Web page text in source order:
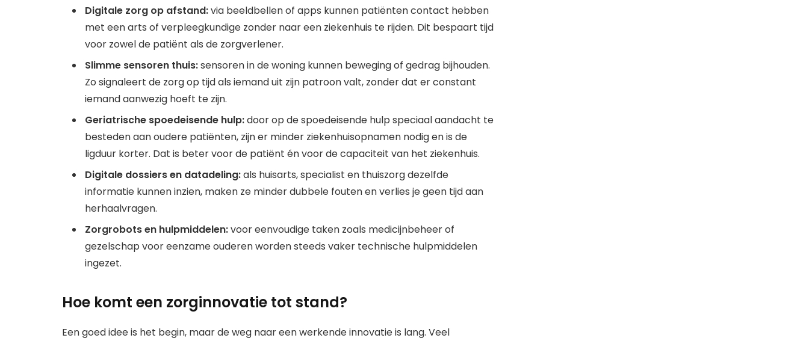
Digitale zorg op afstand:via beeldbellen of apps kunnen patiënten contact hebben
met een arts of verpleegkundige zonder naar een ziekenhuis te rijden. Dit bespaart tijd
voor zowel de patiënt als de zorgverlener.
Slimme sensoren thuis:sensoren in de woning kunnen beweging of gedrag bijhouden.
Zo signaleert de zorg op tijd als iemand uit zijn patroon valt, zonder dat er constant
iemand aanwezig hoeft te zijn.
Geriatrische spoedeisende hulp:door op de spoedeisende hulp speciaal aandacht te
besteden aan oudere patiënten, zijn er minder ziekenhuisopnamen nodig en is de
ligduur korter. Dat is beter voor de patiënt én voor de capaciteit van het ziekenhuis.
Digitale dossiers en datadeling:als huisarts, specialist en thuiszorg dezelfde
informatie kunnen inzien, maken ze minder dubbele fouten en verlies je geen tijd aan
herhaalvragen.
Zorgrobots en hulpmiddelen:voor eenvoudige taken zoals medicijnbeheer of
gezelschap voor eenzame ouderen worden steeds vaker technische hulpmiddelen
ingezet.
Hoe komt een zorginnovatie tot stand?
Een goed idee is het begin, maar de weg naar een werkende innovatie is lang. Veel